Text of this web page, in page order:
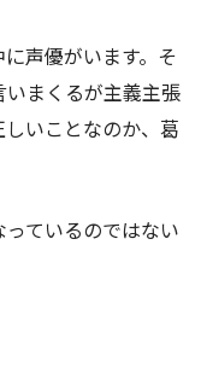
声優がいます。そ
まくるが主義主張
いことなのか、葛
ているのではない